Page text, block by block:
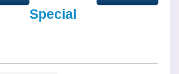
Special